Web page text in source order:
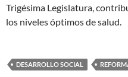
Trigésima Legislatura,
los niveles óptimos de salud.
DESARROLLO SOCIAL